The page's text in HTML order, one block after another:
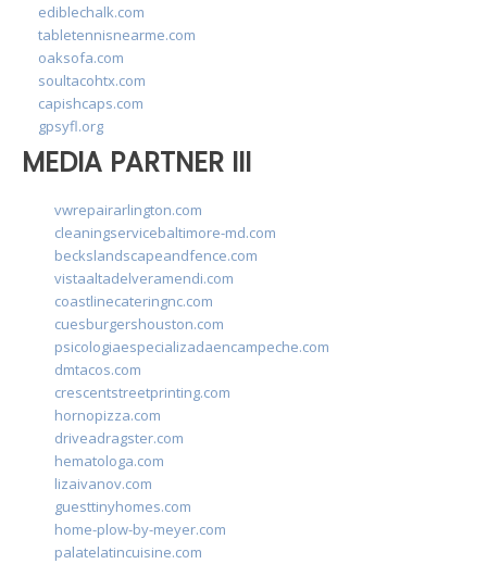
ediblechalk.com
tabletennisnearme.com
oaksofa.com
soultacohtx.com
capishcaps.com
gpsyfl.org
MEDIA PARTNER III
vwrepairarlington.com
cleaningservicebaltimore-md.com
beckslandscapeandfence.com
vistaaltadelveramendi.com
coastlinecateringnc.com
cuesburgershouston.com
psicologiaespecializadaencampeche.com
dmtacos.com
crescentstreetprinting.com
hornopizza.com
driveadragster.com
hematologa.com
lizaivanov.com
guesttinyhomes.com
home-plow-by-meyer.com
palatelatincuisine.com